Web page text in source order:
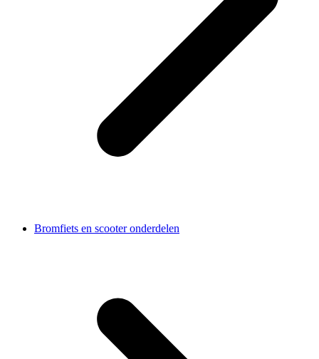
Bromfiets en scooter onderdelen